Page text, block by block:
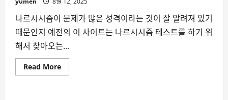
나르시시즘이 문제가 많은 성격이라는 것이 잘 알려져 있기
때문인지 예전의 이 사이트는 나르시시즘 테스트를 하기 위
해서 찾아오는...
Read MoreRead
more